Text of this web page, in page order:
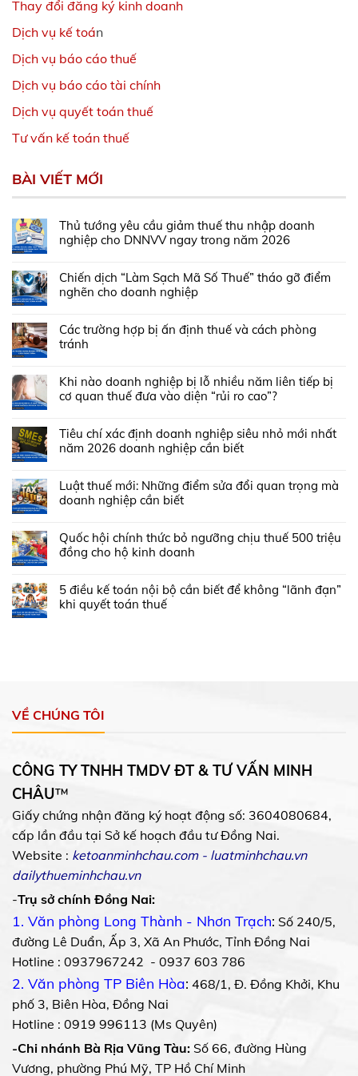
Thay đổi đăng ký kinh doanh
Dịch vụ kế toán
Dịch vụ báo cáo thuế
Dịch vụ báo cáo tài chính
Dịch vụ quyết toán thuế
Tư vấn kế toán thuế
BÀI VIẾT MỚI
Thủ tướng yêu cầu giảm thuế thu nhập doanh
nghiệp cho DNNVV ngay trong năm 2026
Chiến dịch “Làm Sạch Mã Số Thuế” tháo gỡ điểm
nghẽn cho doanh nghiệp
Các trường hợp bị ấn định thuế và cách phòng
tránh
Khi nào doanh nghiệp bị lỗ nhiều năm liên tiếp bị
cơ quan thuế đưa vào diện “rủi ro cao”?
Tiêu chí xác định doanh nghiệp siêu nhỏ mới nhất
năm 2026 doanh nghiệp cần biết
Luật thuế mới: Những điểm sửa đổi quan trọng mà
doanh nghiệp cần biết
Quốc hội chính thức bỏ ngưỡng chịu thuế 500 triệu
đồng cho hộ kinh doanh
5 điều kế toán nội bộ cần biết để không “lãnh đạn”
khi quyết toán thuế
VỀ CHÚNG TÔI
CÔNG TY TNHH TMDV ĐT & TƯ VẤN MINH
CHÂU™
Giấy chứng nhận đăng ký hoạt động số: 3604080684,
cấp lần đầu tại Sở kế hoạch đầu tư Đồng Nai.
Website : ketoanminhchau.com- luatminhchau.vn
dailythueminhchau.vn
-Trụ sở chính Đồng Nai:
1. Văn phòng Long Thành - Nhơn Trạch: Số 240/5,
đường Lê Duẩn, Ấp 3, Xã An Phước, Tỉnh Đồng Nai
Hotline : 0937967242 - 0937 603 786
2. Văn phòng TP Biên Hòa: 468/1, Đ. Đồng Khởi, Khu
phố 3, Biên Hòa, Đồng Nai
Hotline : 0919 996113 (Ms Quyên)
-Chi nhánh Bà Rịa Vũng Tàu: Số 66, đường Hùng
Vương, phường Phú Mỹ, TP Hồ Chí Minh